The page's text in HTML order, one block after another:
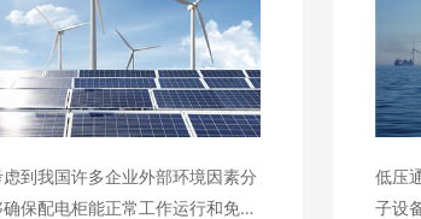
到我国许多企业外部环境因素分
保配电柜能正常工作运行和免受
低压
子设